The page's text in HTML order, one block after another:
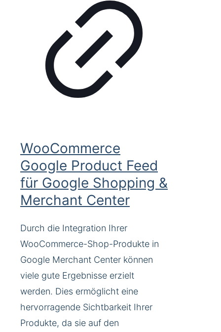
WooCommerce
Google Product Feed
für Google Shopping &
Merchant Center
Durch die Integration Ihrer
WooCommerce-Shop-Produkte in
Google Merchant Center können
viele gute Ergebnisse erzielt
werden. Dies ermöglicht eine
hervorragende Sichtbarkeit Ihrer
Produkte, da sie auf den